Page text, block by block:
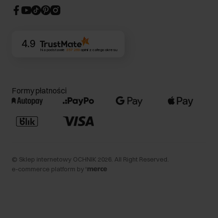
CSR
4.9
Na podstawie 357 269opinii z całego okresu
Formy płatności
© Sklep internetowy OCHNIK 2026 . All Right Reserved.
e-commerce platform by